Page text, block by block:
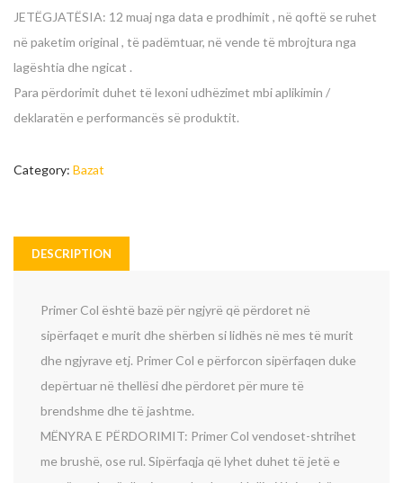
self our lastest updated.
JETËGJATËSIA: 12 muaj nga data e prodhimit , në qoftë se ruhet
në paketim original , të padëmtuar, në vende të mbrojtura nga
lagështia dhe ngicat .
Para përdorimit duhet të lexoni udhëzimet mbi aplikimin /
deklaratën e performancës së produktit.
Category: Bazat
DESCRIPTION
Primer Col është bazë për ngjyrë që përdoret në
sipërfaqet e murit dhe shërben si lidhës në mes të murit
dhe ngjyrave etj. Primer Col e përforcon sipërfaqen duke
depërtuar në thellësi dhe përdoret për mure të
brendshme dhe të jashtme.
MËNYRA E PËRDORIMIT: Primer Col vendoset-shtrihet
me brushë, ose rul. Sipërfaqja që lyhet duhet të jetë e